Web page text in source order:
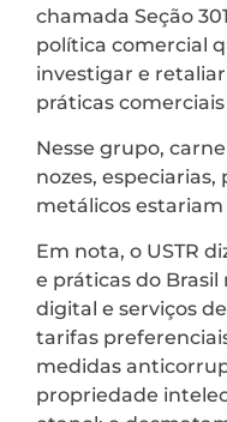
chamada Seção
política comercial
investigar e
práticas
Nesse grupo,
nozes,
metálicos
Em nota, o USTR
e práticas do
digital e serviços
tarifas
medidas
propriedade